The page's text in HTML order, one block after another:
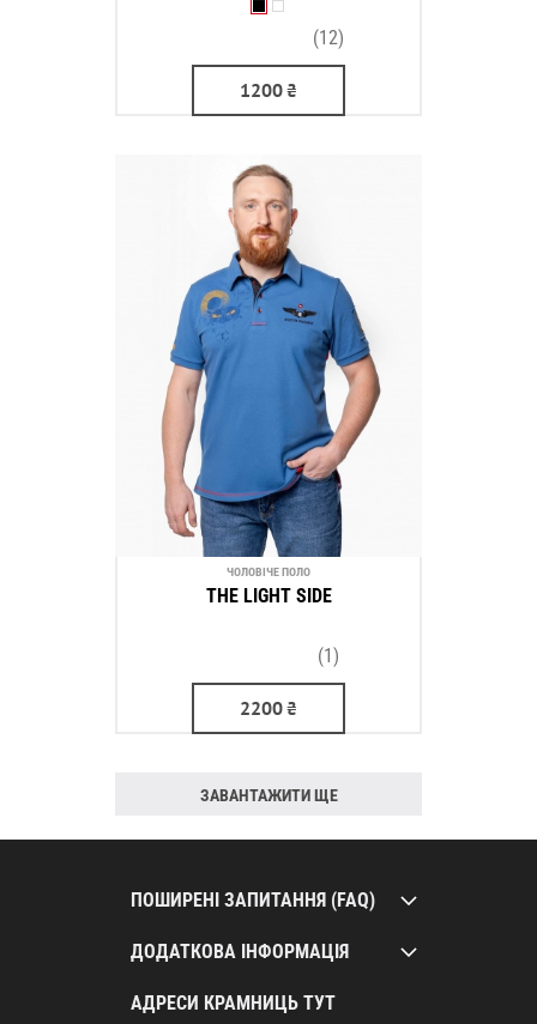
(12)
1200₴
ЧОЛОВІЧЕ ПОЛО
THE LIGHT SIDE
(1)
2200₴
ЗАВАНТАЖИТИ ЩЕ
ПОШИРЕНІ ЗАПИТАННЯ (FAQ)
ДОДАТКОВА ІНФОРМАЦІЯ
АДРЕСИ КРАМНИЦЬ ТУТ